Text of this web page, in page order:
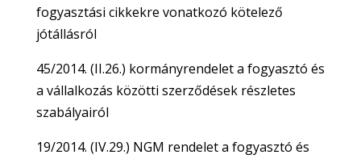
fogyasztási cikkekre vonatkozó kötelező
jótállásról
45/2014. (II.26.) kormányrendelet a fogyasztó és
a vállalkozás közötti szerződések részletes
szabályairól
19/2014. (IV.29.) NGM rendelet a fogyasztó és